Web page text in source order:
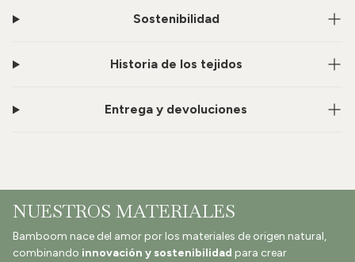
Sostenibilidad
Historia de los tejidos
Entrega y devoluciones
NUESTROS MATERIALES
Bamboom nace del amor por los materiales de origen natural,
combinando innovación y sostenibilidad para crear